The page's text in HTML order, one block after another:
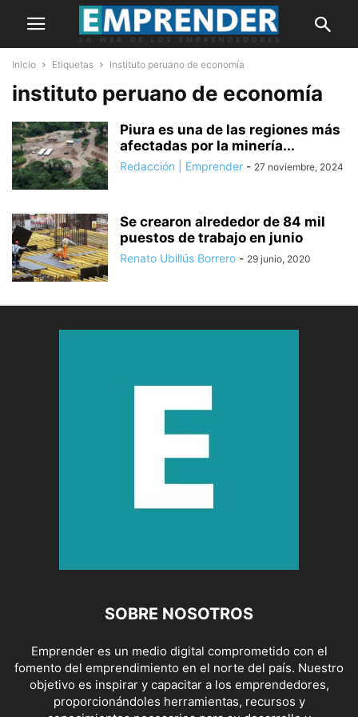
Inicio Etiquetas Instituto peruano de economía
instituto peruano de economía
Piura es una de las regiones más
afectadas por la minería...
Redacción | Emprender - 27 noviembre, 2024
Se crearon alrededor de 84 mil
puestos de trabajo en junio
Renato Ubillús Borrero - 29 junio, 2020
SOBRE NOSOTROS
Emprender es un medio digital comprometido con el
fomento del emprendimiento en el norte del país. Nuestro
objetivo es inspirar y capacitar a los emprendedores,
proporcionándoles herramientas, recursos y